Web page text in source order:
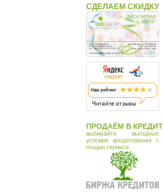
СДЕЛАЕМ СКИДКУ
ПРОДАЁМ В КРЕДИТ
выбирайте выгодные
условия кредитования с
пощью сервиса